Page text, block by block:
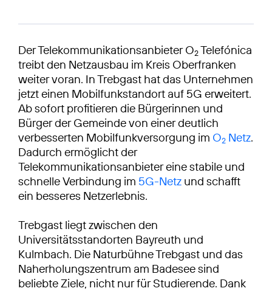
Der Telekommunikationsanbieter O2Telefónica
treibt den Netzausbau im Kreis Oberfranken
weiter voran. In Trebgast hat das Unternehmen
jetzt einen Mobilfunkstandort auf 5G erweitert.
Ab sofort profitieren die Bürgerinnen und
Bürger der Gemeinde von einer deutlich
verbesserten Mobilfunkversorgung im O2 Netz.
Dadurch ermöglicht der
Telekommunikationsanbieter eine stabile und
schnelle Verbindung im 5G-Netz und schafft
ein besseres Netzerlebnis.
Trebgast liegt zwischen den
Universitätsstandorten Bayreuth und
Kulmbach. Die Naturbühne Trebgast und das
Naherholungszentrum am Badesee sind
beliebte Ziele, nicht nur für Studierende. Dank